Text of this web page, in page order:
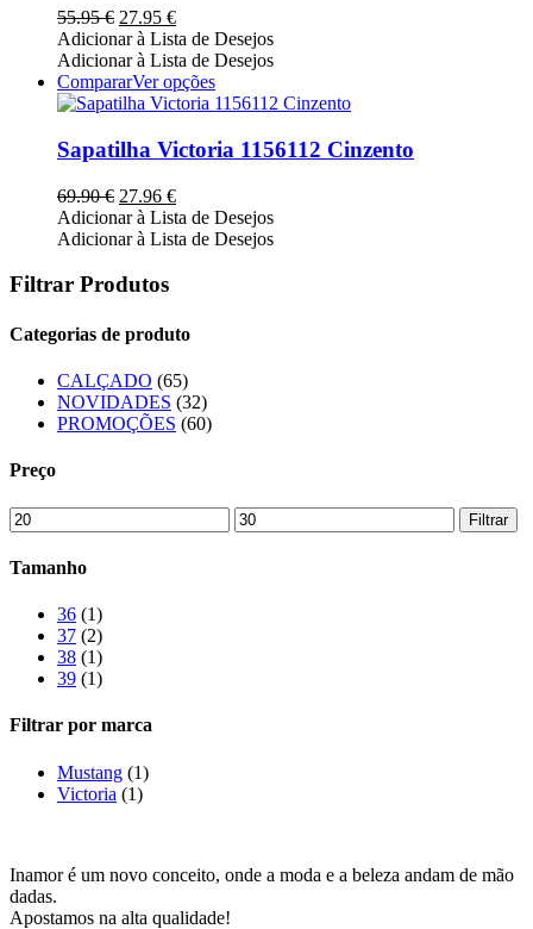
options
may
be
chosen
on
the
product
55.95€ O
preço
original
era:
55.95 €.
27.95 €O
preço
atual
é:
27.95 €.
Adicionar à Lista de Desejos
Adicionar à Lista de Desejos
CompararVer opçõesThis
product
multiple
variants.
options
may
be
Sapatilha Victoria 1156112 Cinzento
69.90€ O
preço
original
69.90 €.
27.96 €O
preço
atual
Adicionar à Lista de Desejos
Adicionar à Lista de Desejos
Filtrar Produtos
Categorias de produto
CALÇADO (65)
NOVIDADES (32)
PROMOÇÕES (60)
Preço
Preço
mínimo
Preço
máximo
Filtrar
Tamanho
36 (1)
37 (2)
38 (1)
39 (1)
Filtrar por marca
Mustang (1)
Victoria (1)
Inamor é um novo conceito, onde a moda e a beleza andam de mão
dadas.
Apostamos na alta qualidade!